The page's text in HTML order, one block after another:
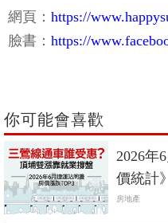
網頁： https://
臉書： https://
你可能會喜歡
2026年
價統計
漲靠就
房地產